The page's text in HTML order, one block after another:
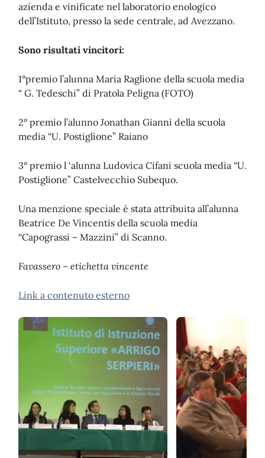
azienda e vinificate nel laboratorio enologico
dell’Istituto, presso la sede centrale, ad Avezzano.
Sono risultati vincitori:
1°premio l’alunna Maria Raglione della scuola media
“ G. Tedeschi” di Pratola Peligna (FOTO)
2° premio l’alunno Jonathan Gianni della scuola
media “U. Postiglione” Raiano
3° premio l ‘alunna Ludovica Cifani scuola media “U.
Postiglione” Castelvecchio Subequo.
Una menzione speciale è stata attribuita all’alunna
Beatrice De Vincentis della scuola media
“Capograssi – Mazzini” di Scanno.
Favassero – etichetta vincente
Link a contenuto esterno